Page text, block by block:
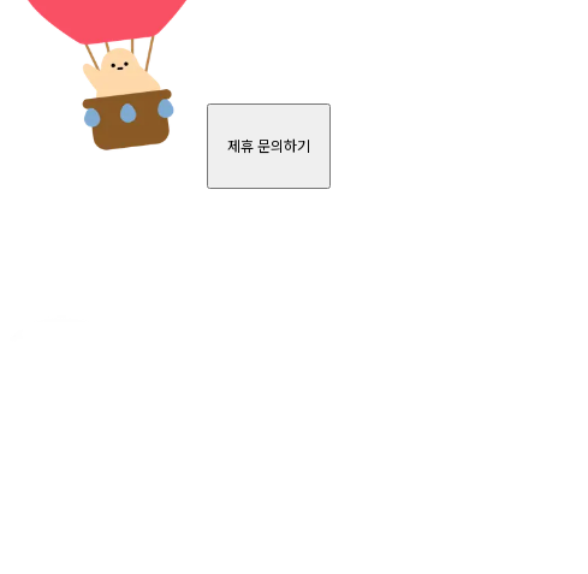
제휴 문의하기